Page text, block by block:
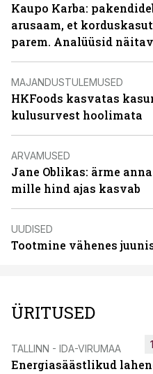
Kaupo Karba:
arusaam, et
parem. Analüüsid
MAJANDUSTULEMUSED
HKFoods kasvatas
kulusurvest hoolimata
ARVAMUSED
Jane Oblikas: ärme
mille hind ajas kasvab
UUDISED
Tootmine vähenes
ÜRITUSED
TALLINN - IDA-VIRUMAA
Energiasäästlikud